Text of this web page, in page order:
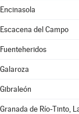
Encinasola
Escacena del Campo
Fuenteheridos
Galaroza
Gibraleón
Granada de Río-Tinto,